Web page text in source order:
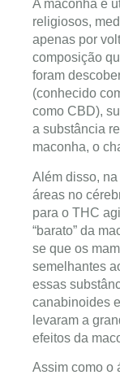
A maconha é
religiosos,
apenas por
composição
foram
(conhecido
como CBD),
a substância
maconha, o
Além disso,
áreas no
para o THC
“barato” da
se que os
semelhantes
essas
canabinoides
levaram a
efeitos da
Assim como o